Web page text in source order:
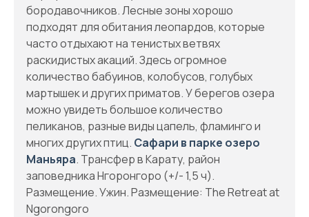
бородавочников. Лесные зоны хорошо
подходят для обитания леопардов, которые
часто отдыхают на тенистых ветвях
раскидистых акаций. Здесь огромное
количество бабуинов, колобусов, голубых
мартышек и других приматов. У берегов озера
можно увидеть большое количество
пеликанов, разные виды цапель, фламинго и
многих других птиц. Сафари в парке озеро
Маньяра. Трансфер в Карату, район
заповедника Нгоронгоро (+/- 1,5 ч).
Размещение. Ужин. Размещение: The Retreat at
Ngorongoro